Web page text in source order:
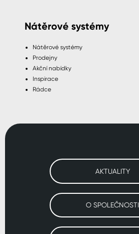
Nátěrové systémy
Nátěrové systémy
Prodejny
Akční nabídky
Inspirace
Rádce
AKTUALITY
O SPOLEČNOSTI